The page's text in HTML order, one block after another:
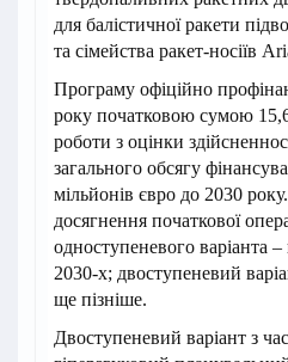
для балістичної ракети
та сімейства ракет-носіїв
Програму офіційно
року початковою сумою
роботи з оцінки
загального обсягу
мільйонів євро до 2030
досягнення початкової
одноступеневого варіанта
2030-х; двоступеневий
ще пізніше.
Двоступеневий варіант з